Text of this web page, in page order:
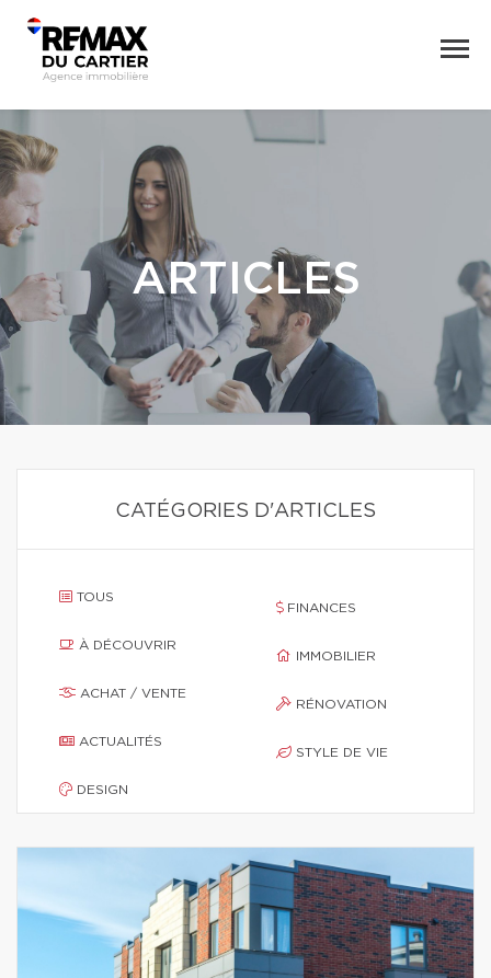
ARTICLES
CATÉGORIES D'ARTICLES
TOUS
À DÉCOUVRIR
ACHAT / VENTE
ACTUALITÉS
DESIGN
FINANCES
IMMOBILIER
RÉNOVATION
STYLE DE VIE